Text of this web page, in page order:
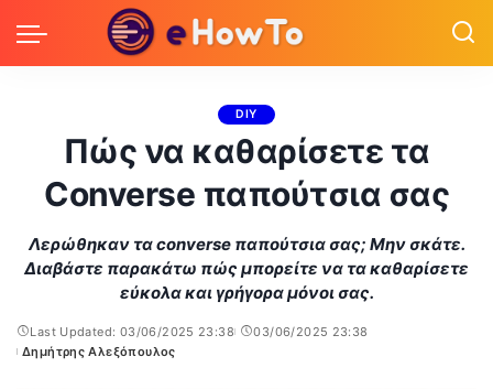
DIY
Πώς να καθαρίσετε τα
Converse παπούτσια σας
Λερώθηκαν τα converse παπούτσια σας; Μην σκάτε.
Διαβάστε παρακάτω πώς μπορείτε να τα καθαρίσετε
εύκολα και γρήγορα μόνοι σας.
Last Updated: 03/06/2025 23:38
03/06/2025 23:38
Posted
Δημήτρης Αλεξόπουλος